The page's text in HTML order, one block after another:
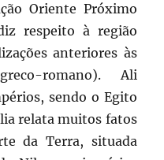
Oriente Próximo
respeito à região
anteriores às
romano). Ali
sendo o Egito
relata muitos fatos
da Terra, situada